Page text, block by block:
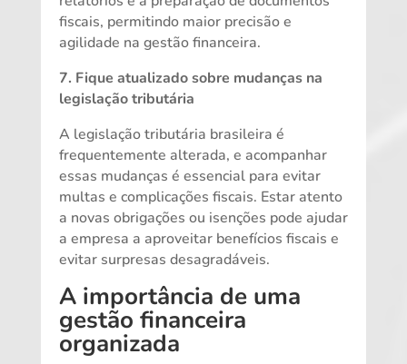
fiscais, permitindo maior precisão e
agilidade na gestão financeira.
7. Fique atualizado sobre mudanças na
legislação tributária
A legislação tributária brasileira é
frequentemente alterada, e acompanhar
essas mudanças é essencial para evitar
multas e complicações fiscais. Estar atento
a novas obrigações ou isenções pode ajudar
a empresa a aproveitar benefícios fiscais e
evitar surpresas desagradáveis.
A importância de uma
gestão financeira
organizada